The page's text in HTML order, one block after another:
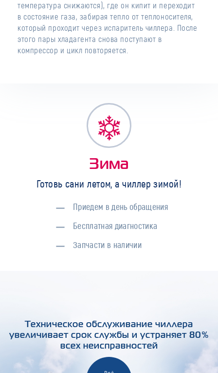
температура снижаются), где он кипит и переходит
в состояние газа, забирая тепло от теплоносителя,
который проходит через испаритель чиллера. После
этого пары хладагента снова поступают в
компрессор и цикл повторяется.
Зима
Готовь сани летом, а чиллер зимой!
Приедем в день обращения
Бесплатная диагностика
Запчасти в наличии
Техническое обслуживание чиллера
увеличивает срок службы и устраняет 80%
всех неисправностей